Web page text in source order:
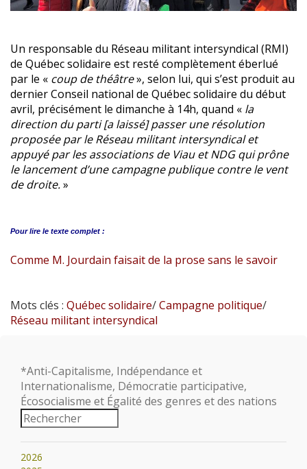
Un responsable du Réseau militant intersyndical (RMI)
de Québec solidaire est resté complètement éberlué
par le « coup de théâtre», selon lui, qui s’est produit au
dernier Conseil national de Québec solidaire du début
avril, précisément le dimanche à 14h, quand « la
direction du parti [a laissé] passer une résolution
proposée par le Réseau militant intersyndical et
appuyé par les associations de Viau et NDG qui prône
le lancement d’une campagne publique contre le vent
de droite.»
Pour lire le texte complet :
Comme M. Jourdain faisait de la prose sans le savoir
Mots clés : Québec solidaire/Campagne politique/
Réseau militant intersyndical
*Anti-Capitalisme, Indépendance et
Internationalisme, Démocratie participative,
Écosocialisme et Égalité des genres et des nations
2026